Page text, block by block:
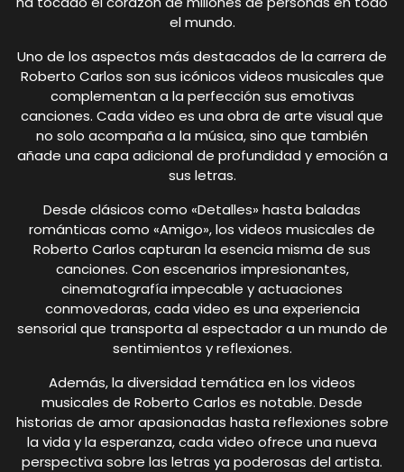
el mundo.
Uno de los aspectos más destacados de la carrera de
Roberto Carlos son sus icónicos videos musicales que
complementan a la perfección sus emotivas
canciones. Cada video es una obra de arte visual que
no solo acompaña a la música, sino que también
añade una capa adicional de profundidad y emoción a
sus letras.
Desde clásicos como «Detalles» hasta baladas
románticas como «Amigo», los videos musicales de
Roberto Carlos capturan la esencia misma de sus
canciones. Con escenarios impresionantes,
cinematografía impecable y actuaciones
conmovedoras, cada video es una experiencia
sensorial que transporta al espectador a un mundo de
sentimientos y reflexiones.
Además, la diversidad temática en los videos
musicales de Roberto Carlos es notable. Desde
historias de amor apasionadas hasta reflexiones sobre
la vida y la esperanza, cada video ofrece una nueva
perspectiva sobre las letras ya poderosas del artista.